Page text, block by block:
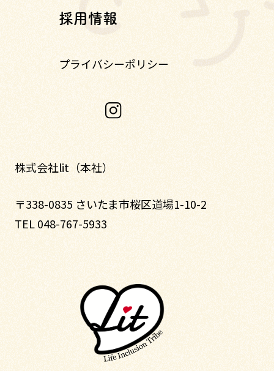
採用情報
プライバシーポリシー
株式会社lit（本社）
〒338-0835 さいたま市桜区道場1-10-2
TEL 048-767-5933